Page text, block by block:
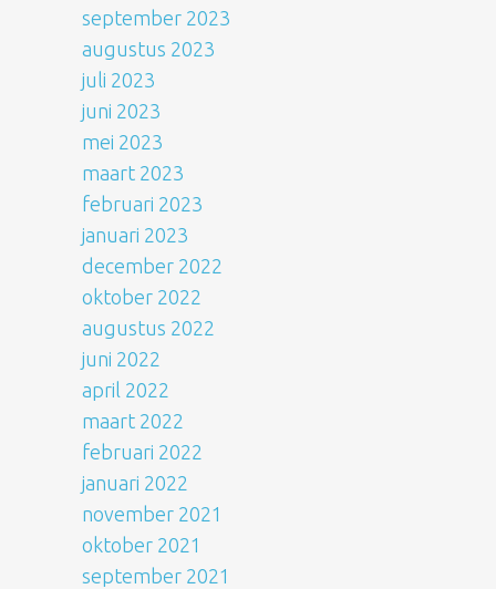
september 2023
augustus 2023
juli 2023
juni 2023
mei 2023
maart 2023
februari 2023
januari 2023
december 2022
oktober 2022
augustus 2022
juni 2022
april 2022
maart 2022
februari 2022
januari 2022
november 2021
oktober 2021
september 2021